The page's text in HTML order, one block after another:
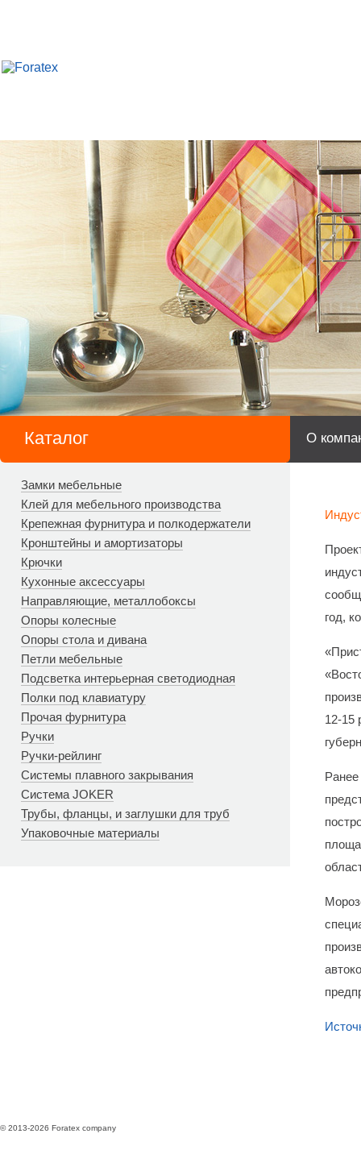
Каталог О
Замки мебельные
Клей для мебельного производства
Крепежная фурнитура и полкодержатели
Кронштейны и амортизаторы
Крючки
Кухонные аксессуары
Направляющие, металлобоксы
Опоры колесные
Опоры стола и дивана
Петли мебельные
Подсветка интерьерная светодиодная
Полки под клавиатуру
Прочая фурнитура
Ручки
Ручки-рейлинг
Системы плавного закрывания
Система JOKER
Трубы, фланцы, и заглушки для труб
Упаковочные материалы
год,
12-15
© 2013-2026 Foratex company